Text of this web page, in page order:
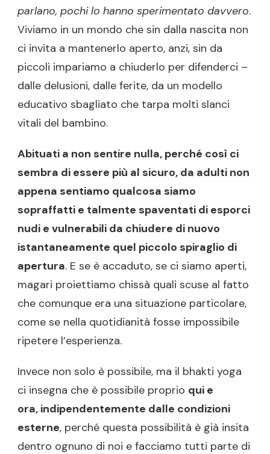
parlano, pochi lo hanno sperimentato davvero.
Viviamo in un mondo che sin dalla nascita non
ci invita a mantenerlo aperto, anzi, sin da
piccoli impariamo a chiuderlo per difenderci –
dalle delusioni, dalle ferite, da un modello
educativo sbagliato che tarpa molti slanci
vitali del bambino.
Abituati a non sentire nulla, perché così ci
sembra di essere più al sicuro, da adulti non
appena sentiamo qualcosa siamo
sopraffatti e talmente spaventati di esporci
nudi e vulnerabili da chiudere di nuovo
istantaneamente quel piccolo spiraglio di
apertura. E se è accaduto, se ci siamo aperti,
magari proiettiamo chissà quali scuse al fatto
che comunque era una situazione particolare,
come se nella quotidianità fosse impossibile
ripetere l’esperienza.
Invece non solo è possibile, ma il bhakti yoga
ci insegna che è possibile proprio qui e
ora, indipendentemente dalle condizioni
esterne, perché questa possibilità è già insita
dentro ognuno di noi e facciamo tutti parte di